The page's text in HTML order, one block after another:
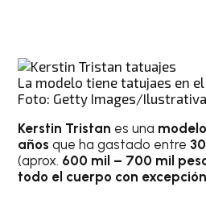
La modelo tiene tatujaes en
Foto: Getty Images/Ilustrativa
Kerstin Tristan es una
años que ha gastado entre
(aprox. 600 mil – 700 mil
todo el cuerpo con